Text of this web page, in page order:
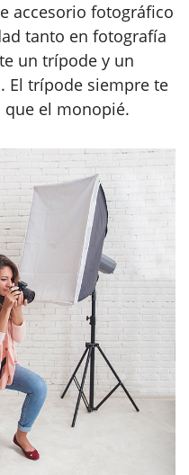
accesorio fotográfico
tanto en fotografía
un trípode y un
El trípode siempre te
que el monopié.